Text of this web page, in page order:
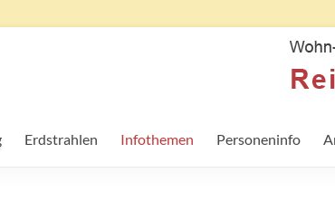
Erdstrahlen Infothemen Personeninfo